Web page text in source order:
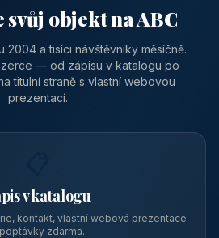
svůj objekt na ABC
2004 a tisíci návštěvníky měsíčně.
— od zápisu v katalogu po
titulní straně s vlastní webovou
prezentací.
v katalogu
kontakt, vlastní webová prezentace
zdarma.